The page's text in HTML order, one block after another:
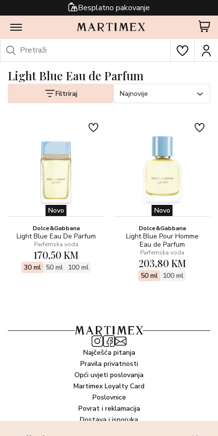
Besplatno pakovanje
Light Blue Eau de Parfum
Filtriraj Najnovije
Novo
Dolce&Gabbana
Light Blue Eau De Parfum
Parfemska voda
170,50 KM
30 ml 50 ml 100 ml
Novo
Dolce&Gabbana
Light Blue Pour Homme
Eau de Parfum
Parfemska voda
203,80 KM
50 ml 100 ml
Najčešća pitanja
Pravila privatnosti
Opći uvjeti poslovanja
Martimex Loyalty Card
Poslovnice
Povrat i reklamacija
Dostava i isporuka